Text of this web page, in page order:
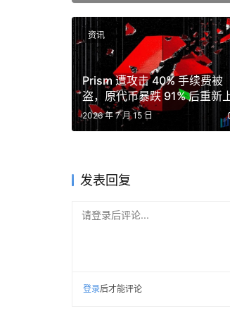
儘管結果存在可衡量的差異，
下，即使存在客觀差異，使用
實驗也發現，使用者對談判風
似乎更取決於模型性能和初始
其他觀察結果也揭示了系統中
研究人員得出結論，人工智慧
Prism 遭攻击 40% 手续费被
盗，原代币暴跌 91% 后重新
线以太坊新合约
2026 年 7 月 15 日
资讯
发表回复
请登录后评论...
登录后才能评论